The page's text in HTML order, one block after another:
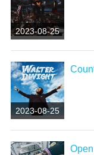
2023-08-25
2023-08-25